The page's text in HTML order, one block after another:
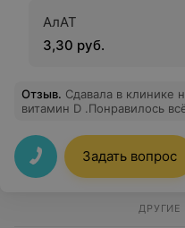
АлАТ
3,30 руб.
Отзыв. Сдавала в клинике
витамин D .Понравилось
анализов.По
всем своим
работу.
Задать вопрос
ДРУГИЕ